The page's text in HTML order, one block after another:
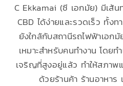
C Ekkamai (ซี เอกมัย) มีเส้น
CBD ได้ง่ายและรวดเร็ว ทั้ง
ยังใกล้กับสถานีรถไฟฟ้าเอก
เหมาะสำหรับคนทำงาน โดยท
เจริญที่สูงอยู่แล้ว ทำให้สภา
ด้วยร้านค้า ร้านอาหา